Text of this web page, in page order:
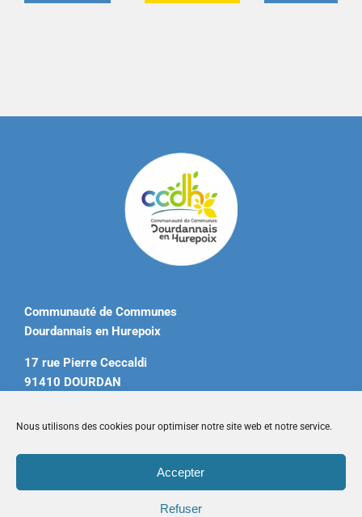
Nous utilisons des cookies pour optimiser notre site web et notre service.
Accepter
Refuser
Communauté de Communes
Dourdannais en Hurepoix
17 rue Pierre Ceccaldi
91410 DOURDAN
contact@ccdourdannais.com
Accueil|Plan du site|Mentions légales|Contactez-nous